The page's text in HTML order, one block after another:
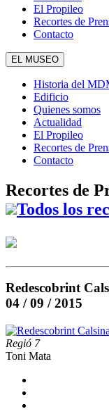
El Propileo
Recortes de
Contacto
EL MUSEO
Historia del
Edificio
Quienes somos
Actualidad
El Propileo
Recortes de
Contacto
Recortes de
Todos los
Redescobrint
04 / 09 / 2015
Regió 7
Toni Mata